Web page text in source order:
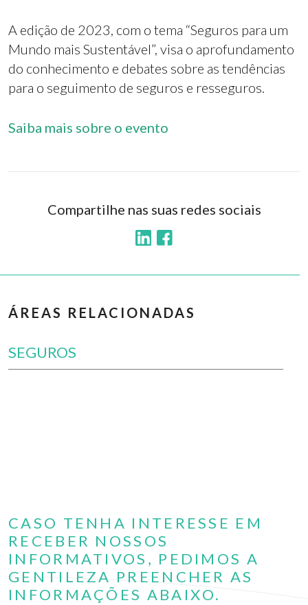
A edição de 2023, com o tema “Seguros para um
Mundo mais Sustentável”, visa o aprofundamento
do conhecimento e debates sobre as tendências
para o seguimento de seguros e resseguros.
Saiba mais sobre o evento
Compartilhe nas suas redes sociais
ÁREAS RELACIONADAS
SEGUROS
CASO TENHA INTERESSE EM
RECEBER NOSSOS
INFORMATIVOS, PEDIMOS A
GENTILEZA PREENCHER AS
INFORMAÇÕES ABAIXO.